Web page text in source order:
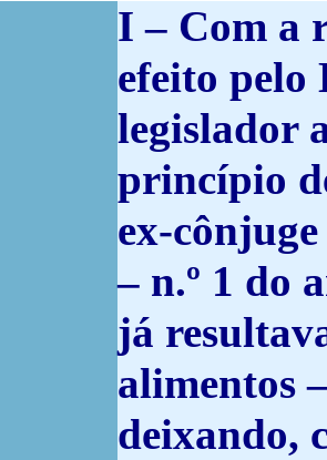
I – Com a
efeito pelo
legislador
princípio
ex-
– n.º 1 do
já
alimentos
deixando,